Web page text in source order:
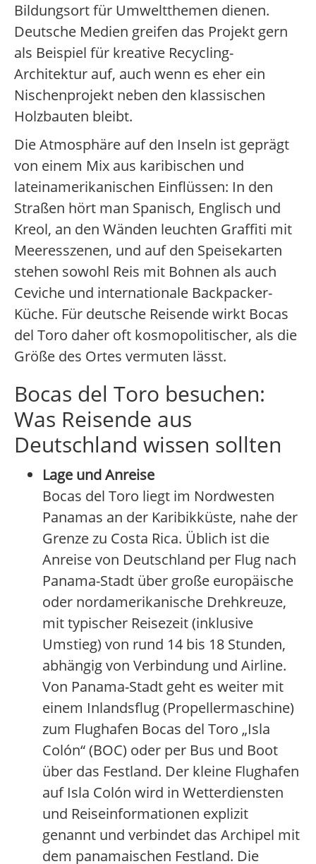
Bildungsort für Umweltthemen dienen.
Deutsche Medien greifen das Projekt gern
als Beispiel für kreative Recycling-
Architektur auf, auch wenn es eher ein
Nischenprojekt neben den klassischen
Holzbauten bleibt.
Die Atmosphäre auf den Inseln ist geprägt
von einem Mix aus karibischen und
lateinamerikanischen Einflüssen: In den
Straßen hört man Spanisch, Englisch und
Kreol, an den Wänden leuchten Graffiti mit
Meeresszenen, und auf den Speisekarten
stehen sowohl Reis mit Bohnen als auch
Ceviche und internationale Backpacker-
Küche. Für deutsche Reisende wirkt Bocas
del Toro daher oft kosmopolitischer, als die
Größe des Ortes vermuten lässt.
Bocas del Toro besuchen:
Was Reisende aus
Deutschland wissen sollten
Lage und Anreise
Bocas del Toro liegt im Nordwesten
Panamas an der Karibikküste, nahe der
Grenze zu Costa Rica. Üblich ist die
Anreise von Deutschland per Flug nach
Panama-Stadt über große europäische
oder nordamerikanische Drehkreuze,
mit typischer Reisezeit (inklusive
Umstieg) von rund 14 bis 18 Stunden,
abhängig von Verbindung und Airline.
Von Panama-Stadt geht es weiter mit
einem Inlandsflug (Propellermaschine)
zum Flughafen Bocas del Toro „Isla
Colón“ (BOC) oder per Bus und Boot
über das Festland. Der kleine Flughafen
auf Isla Colón wird in Wetterdiensten
und Reiseinformationen explizit
genannt und verbindet das Archipel mit
dem panamaischen Festland. Die